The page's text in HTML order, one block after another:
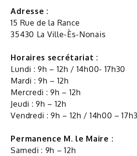
Adresse :
15 Rue de la Rance
35430 La Ville-Ès-Nonais
Horaires secrétariat :
Lundi : 9h – 12h / 14h00- 17h30
Mardi : 9h – 12h
Mercredi : 9h – 12h
Jeudi : 9h – 12h
Vendredi : 9h – 12h / 14h00 –
Permanence M. le Maire :
Samedi : 9h – 12h